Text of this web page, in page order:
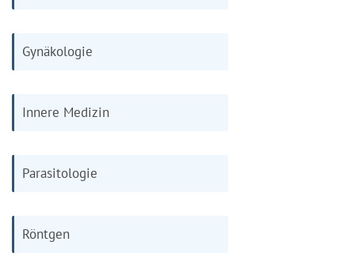
Gynäkologie
Innere Medizin
Parasitologie
Röntgen